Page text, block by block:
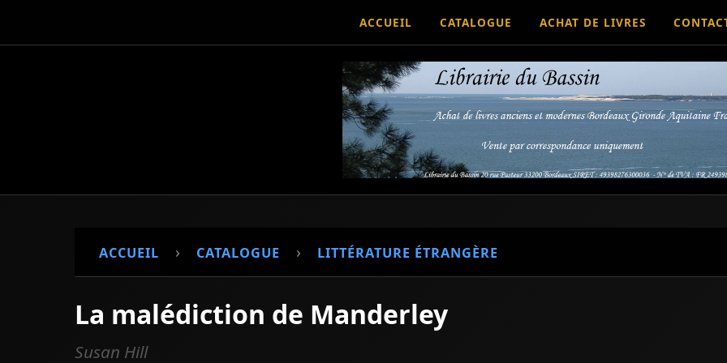
ACCUEIL CATALOGUE ACHAT DE LIVRES
ACCUEIL › CATALOGUE › LITTÉRATURE ÉTRANGÈRE
La malédiction de Manderley
Susan Hill